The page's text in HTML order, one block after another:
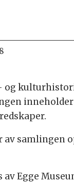
og
samlingen
av Egge